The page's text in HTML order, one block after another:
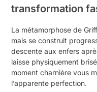
transformation
La métamorphose de
mais se construit
descente aux enfers
laisse physiquement
moment charnière vous
l’apparente perfection.